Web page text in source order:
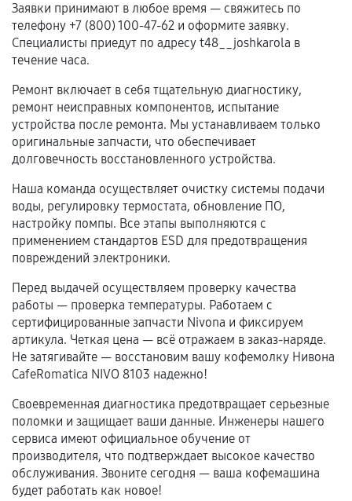
механические повреждения, попадание влаги,
перегрев, коррозия.
Самостоятельный ремонт или вмешательство
Естественный износ деталей, если иное не
предусмотрено отдельно.
Обращение после окончания гарантийного
срока.
Программные сбои, если это не указано в
отдельных условиях.
Если комплектующие куплены
самостоятельно
Гарантия на выполненные работы может
сохраняться полностью или частично, если
соблюдены следующие условия:
техническим параметрам и не имеют внешних
дефектов.
Установка была выполнена нашим сервисным
центром.
При этом гарантия на сами комплектующие
Заявки принимают в любое время — свяжитесь по
телефону +7 (800) 100-47-62 и оформите заявку.
Специалисты приедут по адресу t48__joshkarola в
течение часа.
Ремонт включает в себя тщательную диагностику,
ремонт неисправных компонентов, испытание
устройства после ремонта. Мы устанавливаем только
оригинальные запчасти, что обеспечивает
долговечность восстановленного устройства.
Наша команда осуществляет очистку системы подачи
воды, регулировку термостата, обновление ПО,
настройку помпы. Все этапы выполняются с
применением стандартов ESD для предотвращения
повреждений электроники.
Перед выдачей осуществляем проверку качества
работы — проверка температуры. Работаем с
сертифицированные запчасти Nivona и фиксируем
артикула. Четкая цена — всё отражаем в заказ-наряде.
Не затягивайте — восстановим вашу кофемолку Нивона
CafeRomatica NIVO 8103 надежно!
Своевременная диагностика предотвращает серьезные
поломки и защищает ваши данные. Инженеры нашего
сервиса имеют официальное обучение от
производителя, что подтверждает высокое качество
обслуживания. Звоните сегодня — ваша кофемашина
будет работать как новое!